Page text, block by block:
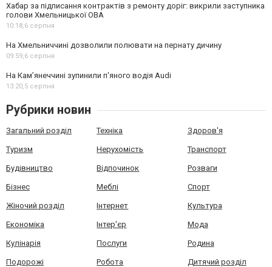
Хабар за підписання контрактів з ремонту доріг: викрили заступника
голови Хмельницької ОВА
10:18,6 серпня
На Хмельниччині дозволили полювати на пернату дичину
09:59,6 серпня
На Камʼянеччині зупинили п'яного водія Audi
13:20,5 серпня
Рубрики новин
Загальний розділ Техніка Здоров'я
Туризм Нерухомість Транспорт
Будівництво Відпочинок Розваги
Бізнес Меблі Спорт
Жіночий розділ Інтернет Культура
Економіка Інтер'єр Мода
Кулінарія Послуги Родина
Подорожі Робота Дитячий розділ